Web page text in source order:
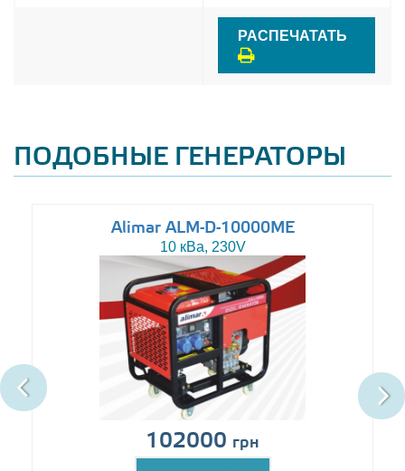
РАСПЕЧАТАТЬ
ПОДОБНЫЕ ГЕНЕРАТОРЫ
Alimar ALM-D-10000ME
10 кВа, 230V
102000 грн